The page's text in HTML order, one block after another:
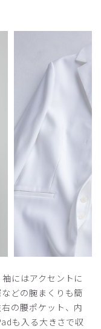
2025-03-31
を聞いて居ませ
ターコート/白/L
にはアクセントに
どの腕まくりも簡
の腰ポケット、内
も入る大きさで収